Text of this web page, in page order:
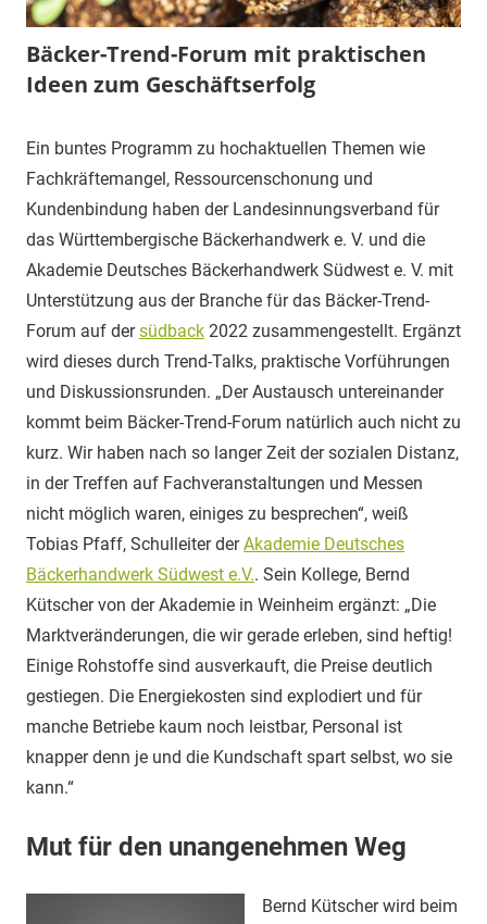
Bäcker-Trend-Forum mit praktischen
Ideen zum Geschäftserfolg
1.
August
2022
Carina
Pressemitteilungen
Ein buntes Programm zu hochaktuellen Themen wie
Fachkräftemangel, Ressourcenschonung und
Kundenbindung haben der Landesinnungsverband für
das Württembergische Bäckerhandwerk e. V. und die
Akademie Deutsches Bäckerhandwerk Südwest e. V. mit
Unterstützung aus der Branche für das Bäcker-Trend-
Forum auf dersüdback 2022 zusammengestellt. Ergänzt
wird dieses durch Trend-Talks, praktische Vorführungen
und Diskussionsrunden. „Der Austausch untereinander
kommt beim Bäcker-Trend-Forum natürlich auch nicht zu
kurz. Wir haben nach so langer Zeit der sozialen Distanz,
in der Treffen auf Fachveranstaltungen und Messen
nicht möglich waren, einiges zu besprechen“, weiß
Tobias Pfaff, Schulleiter derAkademie Deutsches
Bäckerhandwerk Südwest e.V.. Sein Kollege, Bernd
Kütscher von der Akademie in Weinheim ergänzt: „Die
Marktveränderungen, die wir gerade erleben, sind heftig!
Einige Rohstoffe sind ausverkauft, die Preise deutlich
gestiegen. Die Energiekosten sind explodiert und für
manche Betriebe kaum noch leistbar, Personal ist
knapper denn je und die Kundschaft spart selbst, wo sie
kann.“
Mut für den unangenehmen Weg
Bernd Kütscher wird beim